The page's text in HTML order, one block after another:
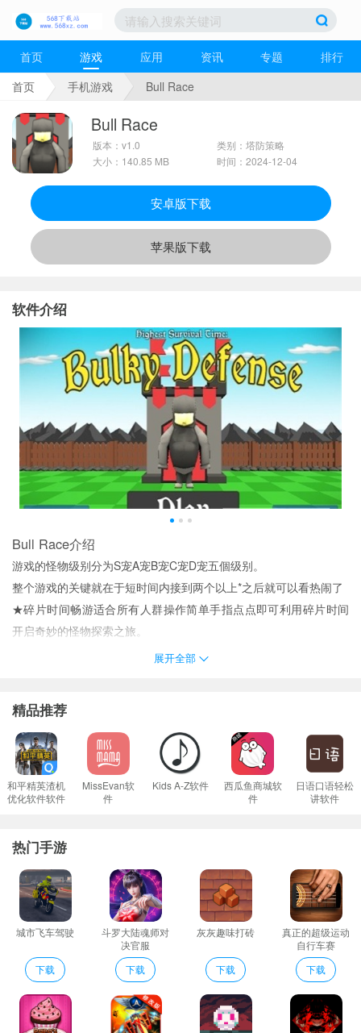
首页 游戏 应用 资讯 专题
排行
首页
手机游戏 Bull Race
Bull Race
版本：v1.0
大小：140.85 MB
类别：塔防策略
时间：2024-12-04
安卓版下载
苹果版下载
软件介绍
Bull Race介绍
游戏的怪物级别分为S宠A宠B宠C宠D宠五個级别。
整个游戏的关键就在于短时间内接到两个以上*之后就可以看热闹了
★碎片时间畅游适合所有人群操作简单手指点点即可利用碎片时间
开启奇妙的怪物探索之旅。
还支持本地和全球的排行榜来一较高下！
BulletBall舒缓的背景音乐非常适合消磨闲暇时光欢迎喜欢的玩家下
载试玩！！
参加与来自世界各地的其他玩家的团队战斗玩枪战。
Bull Race说明
1、游戏中有丰富多的模式和玩法等待你来探索尝试每种模式都有不
2、使用您自己的自定义设置创建您自己的自定义对战设置一场您想
要的比赛。
3、新功能的舞蹈系统可帮助您和您的朋友恢复健康。在战斗中找到
跳舞的机会这也是一种比较创新的设定;
4、游戏中的操作和玩法也更具挑战性需要熟练掌握风险挑战。
5、装备的强化是很有必要的在有过不去的图的时候只要能狠下心多
花点G(M)下去强化装备说就能过了。
6、新活动：偶像之路愚人节天籁之音等
7、邀请你的好友加入战斗并肩作战迎战史诗首领
展开全部
精品推荐
和平精英渣机
优化软件软件
MissEvan软
件
Kids A-Z软件
西瓜鱼商城软
件
日语口语轻松
讲软件
热门手游
城市飞车驾驶
下载
斗罗大陆魂师对
决官服
下载
灰灰趣味打砖
下载
真正的超级运动
自行车赛
下载